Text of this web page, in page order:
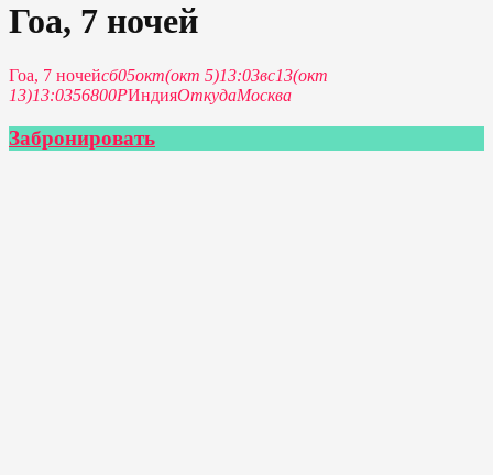
Гоа, 7 ночей
Гоа, 7 ночейсб05окт(окт 5)13:03вс13(окт
13)13:0356800РИндияОткудаМосква
Забронировать